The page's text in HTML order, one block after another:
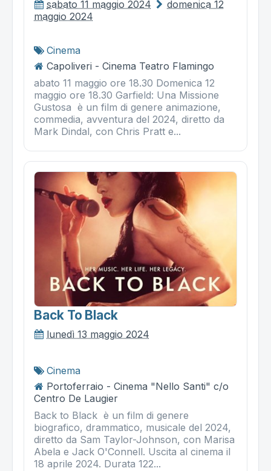
sabato 11 maggio 2024
domenica 12
maggio 2024
Cinema
Capoliveri - Cinema Teatro Flamingo
abato 11 maggio ore 18.30 Domenica 12
maggio ore 18.30 Garfield: Una Missione
Gustosa è un film di genere animazione,
commedia, avventura del 2024, diretto da
Mark Dindal, con Chris Pratt e...
Back To Black
lunedì 13 maggio 2024
Cinema
Portoferraio - Cinema "Nello Santi" c/o
Centro De Laugier
Back to Black è un film di genere
biografico, drammatico, musicale del 2024,
diretto da Sam Taylor-Johnson, con Marisa
Abela e Jack O'Connell. Uscita al cinema il
18 aprile 2024. Durata 122...